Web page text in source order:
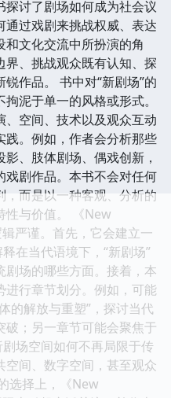
探讨了剧场如何成为社会议
过戏剧来挑战权威、表达
文化交流中所扮演的角
、挑战观众既有认知、探
作品。 书中对“新剧场”的
泥于单一的风格或形式。
空间、技术以及观众互动
。例如，作者会分析那些
、肢体剧场、偶戏创新，
戏剧作品。本书不会对任何
而是以一种客观、分析的
性与价值。 《New
严谨。首先，它会建立一
在当代语境下，“新剧场”
场的哪些方面。接着，本
行章节划分。例如，可能
的解放与重塑”，探讨当代
；另一章节可能会聚焦于
场空间如何不再局限于传
间、数字空间，甚至观众
选择上，《New